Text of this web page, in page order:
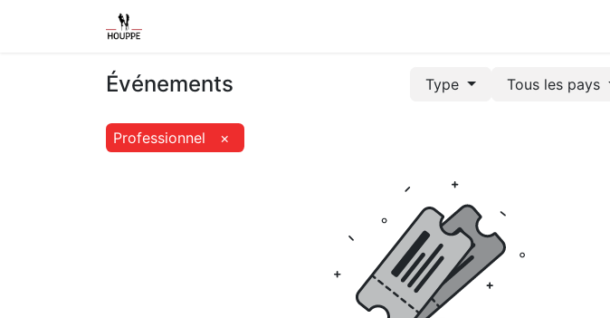
Événements Type Tous les pays
Professionnel ×